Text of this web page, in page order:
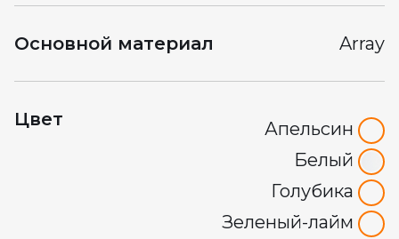
Основной материал Array
Цвет
Апельсин
Белый
Голубика
Зеленый-лайм